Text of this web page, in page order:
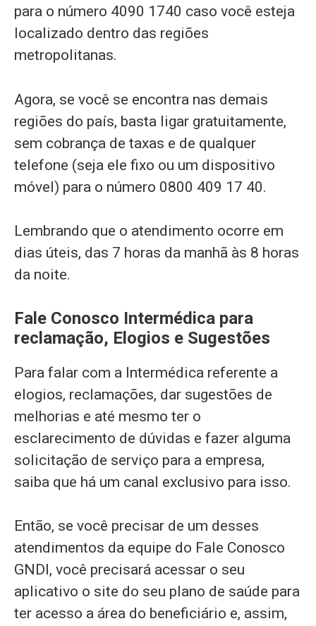
para o número 4090 1740 caso você esteja
localizado dentro das regiões
metropolitanas.
Agora, se você se encontra nas demais
regiões do país, basta ligar gratuitamente,
sem cobrança de taxas e de qualquer
telefone (seja ele fixo ou um dispositivo
móvel) para o número 0800 409 17 40.
Lembrando que o atendimento ocorre em
dias úteis, das 7 horas da manhã às 8 horas
da noite.
Fale Conosco Intermédica para
reclamação, Elogios e Sugestões
Para falar com a Intermédica referente a
elogios, reclamações, dar sugestões de
melhorias e até mesmo ter o
esclarecimento de dúvidas e fazer alguma
solicitação de serviço para a empresa,
saiba que há um canal exclusivo para isso.
Então, se você precisar de um desses
atendimentos da equipe do Fale Conosco
GNDI, você precisará acessar o seu
aplicativo o site do seu plano de saúde para
ter acesso a área do beneficiário e, assim,